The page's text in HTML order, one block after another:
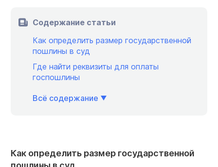
Содержание статьи
Как определить размер государственной
пошлины в суд
Где найти реквизиты для оплаты
госпошлины
Всё содержание
Как определить размер государственной